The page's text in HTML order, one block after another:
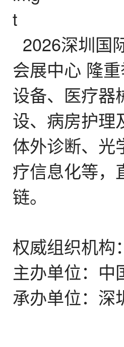
2026深圳国
会展中心 隆
设备、医疗器
设、病房护理
体外诊断、光
疗信息化等，
链。
权威组织机构：
主办单位：
承办单位：深